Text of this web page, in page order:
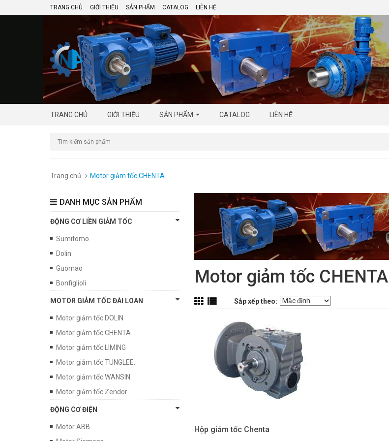
TRANG CHỦ GIỚI THIỆU SẢN PHẨM CATALOG LIÊN HỆ
TRANG CHỦ GIỚI THIỆU SẢN PHẨM CATALOG LIÊN HỆ
Trang chủ Motor giảm tốc CHENTA
Motor giảm tốc CHENTA
Sắp xếp theo:
Hộp giảm tốc Chenta
DANH MỤC SẢN PHẨM
ĐỘNG CƠ LIỀN GIẢM TỐC
Sumitomo
Dolin
Guomao
Bonfiglioli
MOTOR GIẢM TỐC ĐÀI LOAN
Motor giảm tốc DOLIN
Motor giảm tốc CHENTA
Motor giảm tốc LIMING
Motor giảm tốc TUNGLEE.
Motor giảm tốc WANSIN
Motor giảm tốc Zendor
ĐỘNG CƠ ĐIỆN
Motor ABB